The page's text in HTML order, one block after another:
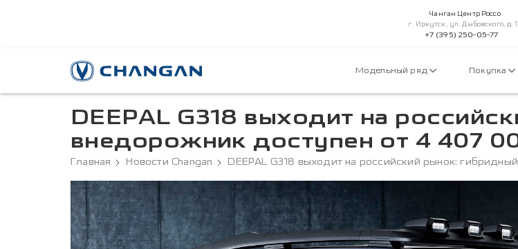
Чанган Центр Россо
г. Иркутск, ул. Дыбовского, д.
+7 (395) 250-05-77
Модельный ряд Покупка
DEEPAL G318 выходит на
внедорожник доступен от 4 407
Главная Новости Changan DEEPAL G318 выходит на российский рынок: